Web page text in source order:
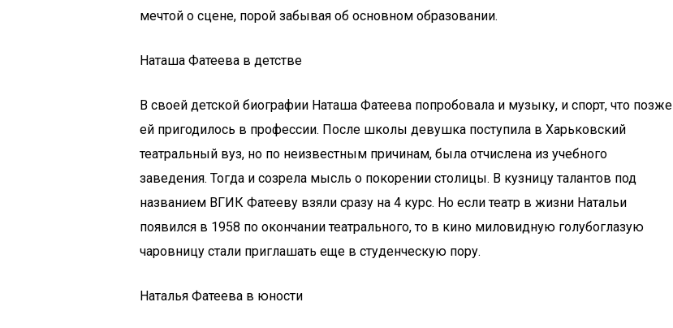
мечтой о сцене, порой забывая об основном образовании.
Наташа Фатеева в детстве
В своей детской биографии Наташа Фатеева попробовала и музыку, и спорт, что позже
ей пригодилось в профессии. После школы девушка поступила в Харьковский
театральный вуз, но по неизвестным причинам, была отчислена из учебного
заведения. Тогда и созрела мысль о покорении столицы. В кузницу талантов под
названием ВГИК Фатееву взяли сразу на 4 курс. Но если театр в жизни Натальи
появился в 1958 по окончании театрального, то в кино миловидную голубоглазую
чаровницу стали приглашать еще в студенческую пору.
Наталья Фатеева в юности